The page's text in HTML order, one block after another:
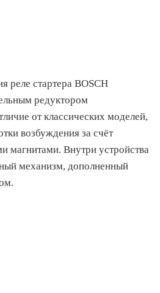
реле стартера BOSCH
редуктором
от классических моделей,
возбуждения за счёт
магнитами. Внутри устройства
механизм, дополненный